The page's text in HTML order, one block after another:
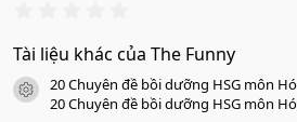
0
0
s
a
o
Tài liệu khác của The Funny
icon tài liệu
20 Chuyên đề bồi dưỡng HSG môn
20 Chuyên đề bồi dưỡng HSG môn